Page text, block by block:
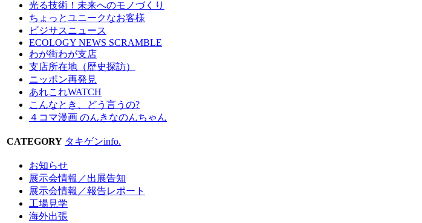
光る技術！未来へのモノづくり
ちょっとユニークなお客様
ビジサスニュース
ECOLOGY NEWS SCRAMBLE
わが街わが支店
支店所在地（歴史探訪）
ニッポン再発見
あれこれWATCH
こんなとき、どう言うの?
４コマ漫画 のんきなのんちゃん
CATEGORY タキゲンinfo.
お知らせ
展示会情報／出展告知
展示会情報／報告レポート
工場見学
海外出張